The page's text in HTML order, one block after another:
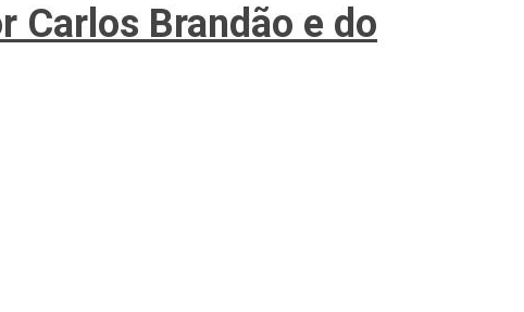
Carlos Brandão e do